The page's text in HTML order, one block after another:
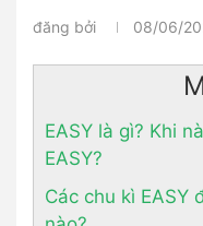
đăng bởi 08/06/
EASY là gì? Khi
EASY?
Các chu kì EASY